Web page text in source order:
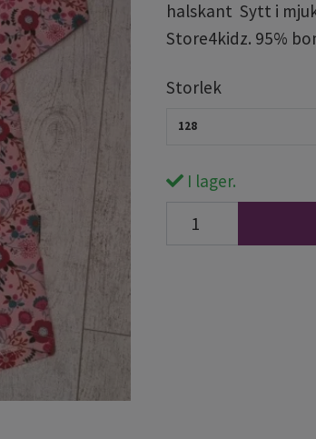
halskant Sytt i
Store4kidz. 95%
Storlek
128
I lager.